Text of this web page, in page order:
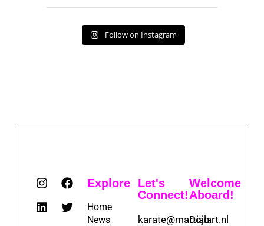
Follow on Instagram
Explore
Home
News
Let's
Connect!
karate@martialart.nl
Welcome
Aboard!
Dojo